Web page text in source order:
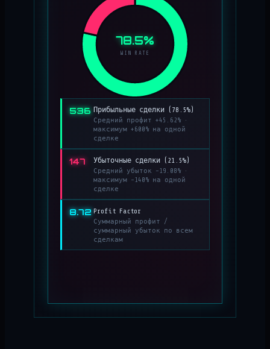
78.5%
WIN RATE
536 Прибыльные сделки (78.5%)
Средний профит +45.62% ·
максимум +600% на одной
сделке
147 Убыточные сделки (21.5%)
Средний убыток −19.08% ·
максимум −140% на одной
сделке
8.72 Profit Factor
Суммарный профит /
суммарный убыток по всем
сделкам